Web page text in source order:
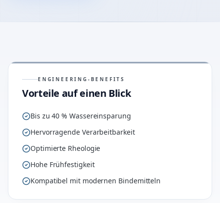
ENGINEERING-BENEFITS
Vorteile auf einen Blick
Bis zu 40 % Wassereinsparung
Hervorragende Verarbeitbarkeit
Optimierte Rheologie
Hohe Frühfestigkeit
Kompatibel mit modernen Bindemitteln